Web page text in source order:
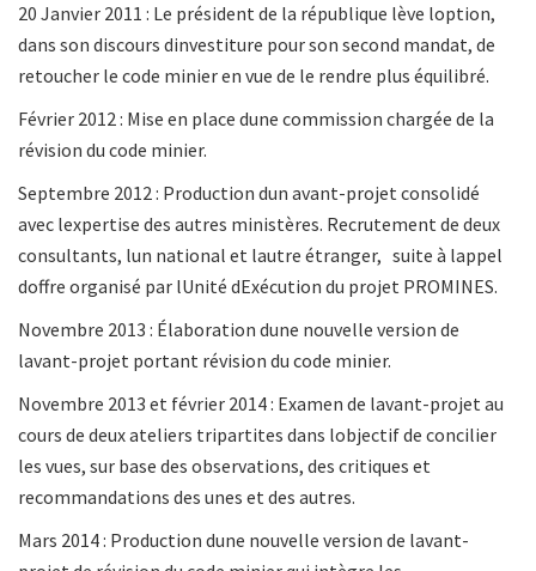
20 Janvier 2011 : Le président de la république lève loption,
dans son discours dinvestiture pour son second mandat, de
retoucher le code minier en vue de le rendre plus équilibré.
Février 2012 : Mise en place dune commission chargée de la
révision du code minier.
Septembre 2012 : Production dun avant-projet consolidé
avec lexpertise des autres ministères. Recrutement de deux
consultants, lun national et lautre étranger, suite à lappel
doffre organisé par lUnité dExécution du projet PROMINES.
Novembre 2013 : Élaboration dune nouvelle version de
lavant-projet portant révision du code minier.
Novembre 2013 et février 2014 : Examen de lavant-projet au
cours de deux ateliers tripartites dans lobjectif de concilier
les vues, sur base des observations, des critiques et
recommandations des unes et des autres.
Mars 2014 : Production dune nouvelle version de lavant-